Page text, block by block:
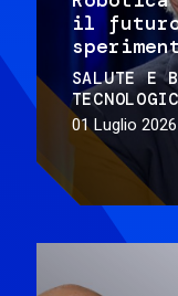
il futuro
SALUTE E
01 Luglio 2026